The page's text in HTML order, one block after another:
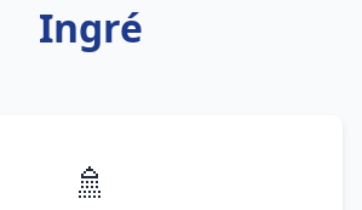
Ingré
🚿